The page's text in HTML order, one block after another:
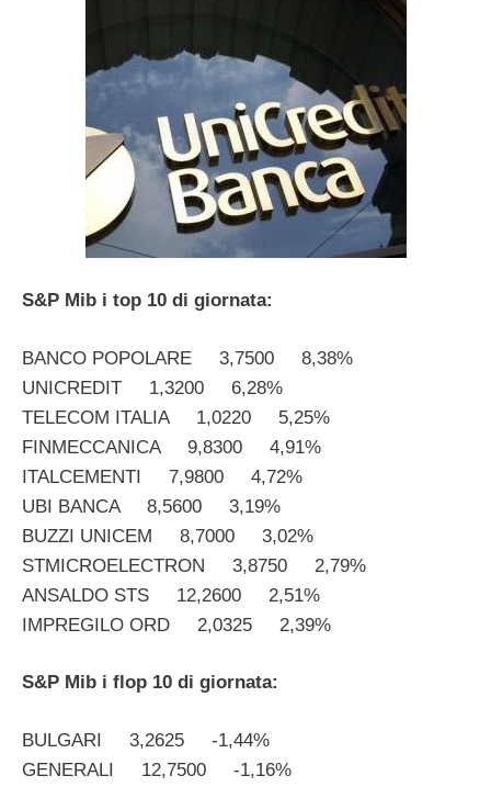
S&P Mib i top 10 di giornata:
BANCO POPOLARE 3,7500 8,38%
UNICREDIT 1,3200 6,28%
TELECOM ITALIA 1,0220 5,25%
FINMECCANICA 9,8300 4,91%
ITALCEMENTI 7,9800 4,72%
UBI BANCA 8,5600 3,19%
BUZZI UNICEM 8,7000 3,02%
STMICROELECTRON 3,8750 2,79%
ANSALDO STS 12,2600 2,51%
IMPREGILO ORD 2,0325 2,39%
S&P Mib i flop 10 di giornata:
BULGARI 3,2625 -1,44%
GENERALI 12,7500 -1,16%